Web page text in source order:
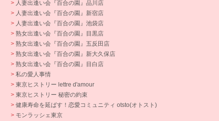
> 人妻出逢い会『百合の園』品川店
> 人妻出逢い会『百合の園』新宿店
> 人妻出逢い会『百合の園』池袋店
> 熟女出逢い会『百合の園』目黒店
> 熟女出逢い会『百合の園』五反田店
> 熟女出逢い会『百合の園』新大久保店
> 熟女出逢い会『百合の園』目白店
> 私の愛人事情
> 東京ヒストリー lettre d'amour
> 東京ヒストリー 秘密の約束
> 健康寿命を延ばす！恋愛コミュニティ otsto(オトスト)
> モンラッシェ東京